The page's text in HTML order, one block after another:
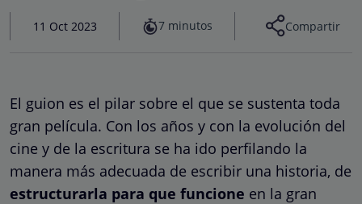
11 Oct 2023 7 minutos Compartir
El guion es el pilar sobre el que se sustenta toda
gran película. Con los años y con la evolución del
cine y de la escritura se ha ido perfilando la
manera más adecuada de escribir una historia, de
estructurarla para que funcione en la gran